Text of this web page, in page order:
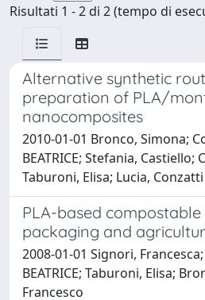
Risultati 1 - 2 di 2 (tempo di
Alternative synthetic
preparation of
nanocomposites
2010-01-01 Bronco, Simona;
BEATRICE; Stefania, Castiello;
Taburoni, Elisa; Lucia, Conzatti
PLA-based
packaging and
2008-01-01 Signori,
BEATRICE; Taburoni, Elisa;
Francesco